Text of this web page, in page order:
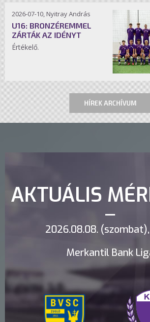
2026-07-10, Nyitray András
U16: BRONZÉREMMEL
ZÁRTÁK AZ IDÉNYT
Értékelő.
HÍREK ARCHÍVUM
AKTUÁLIS
2026.08.08.
Merkantil Bank